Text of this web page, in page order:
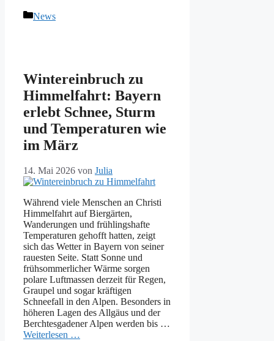
Kategorien
News
Wintereinbruch zu
Himmelfahrt: Bayern
erlebt Schnee, Sturm
und Temperaturen wie
im März
14. Mai 2026 von Julia
Während viele Menschen an Christi
Himmelfahrt auf Biergärten,
Wanderungen und frühlingshafte
Temperaturen gehofft hatten, zeigt
sich das Wetter in Bayern von seiner
rauesten Seite. Statt Sonne und
frühsommerlicher Wärme sorgen
polare Luftmassen derzeit für Regen,
Graupel und sogar kräftigen
Schneefall in den Alpen. Besonders in
höheren Lagen des Allgäus und der
Berchtesgadener Alpen werden bis …
Weiterlesen …